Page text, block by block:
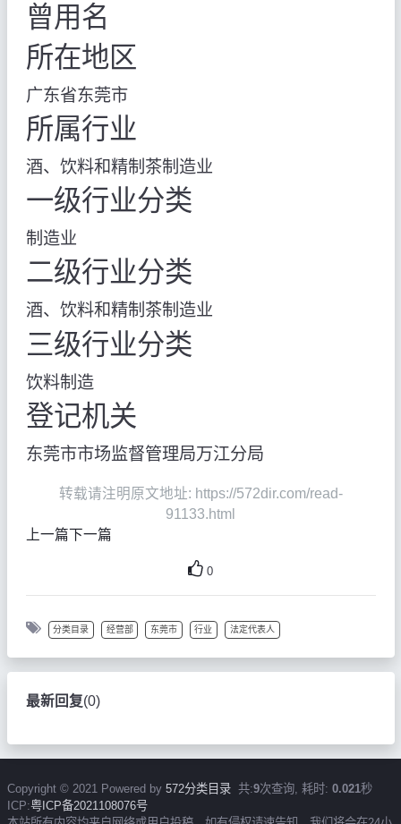
曾用名
所在地区
广东省东莞市
所属行业
酒、饮料和精制茶制造业
一级行业分类
制造业
二级行业分类
酒、饮料和精制茶制造业
三级行业分类
饮料制造
登记机关
东莞市市场监督管理局万江分局
转载请注明原文地址: https://572dir.com/read-
91133.html
上一篇下一篇
0
分类目录 经营部 东莞市 行业 法定代表人
最新回复(0)
Copyright © 2021 Powered by 572分类目录共:9次查询, 耗时: 0.021秒
ICP:粤ICP备2021108076号